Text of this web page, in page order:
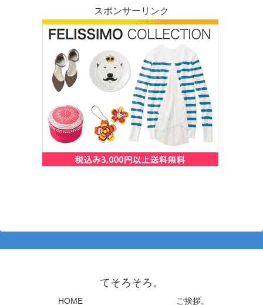
スポンサーリンク
てそろそろ。
HOME ご挨拶。